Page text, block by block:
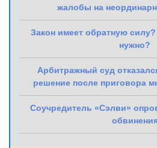
жалобы на
Закон имеет обратную
нужно?
Арбитражный суд
решение после приговора
Соучредитель «Сэлви»